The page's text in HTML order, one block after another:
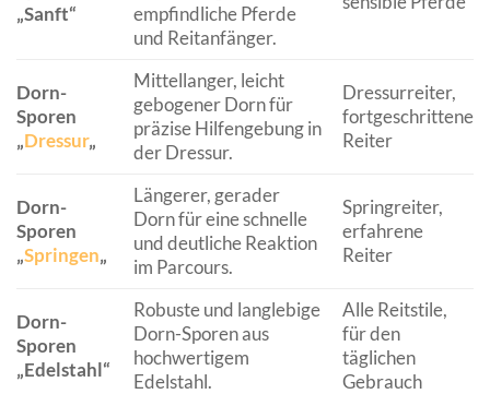
„Sanft“
empfindliche Pferde
und Reitanfänger.
Dorn-
Sporen
„Dressur„
Mittellanger, leicht
gebogener Dorn für
präzise Hilfengebung in
der Dressur.
Dressurreiter,
fortgeschrittene
Reiter
Dorn-
Sporen
„Springen„
Längerer, gerader
Dorn für eine schnelle
und deutliche Reaktion
im Parcours.
Springreiter,
erfahrene
Reiter
Dorn-
Sporen
„Edelstahl“
Robuste und langlebige
Dorn-Sporen aus
hochwertigem
Edelstahl.
Alle Reitstile,
für den
täglichen
Gebrauch